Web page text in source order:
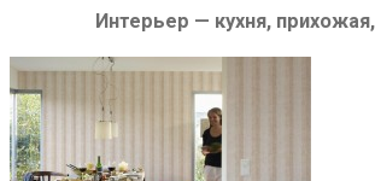
Интерьер — кухня,